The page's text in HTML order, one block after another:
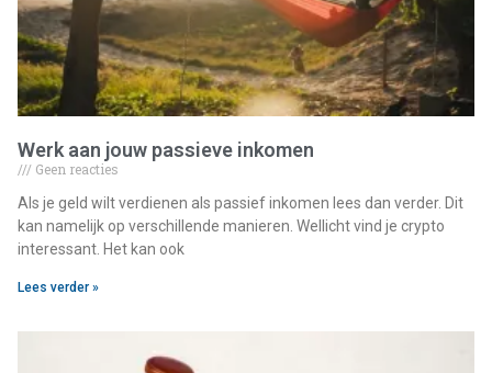
Werk aan jouw passieve inkomen
Geen reacties
Als je geld wilt verdienen als passief inkomen lees dan verder. Dit
kan namelijk op verschillende manieren. Wellicht vind je crypto
interessant. Het kan ook
Lees verder »